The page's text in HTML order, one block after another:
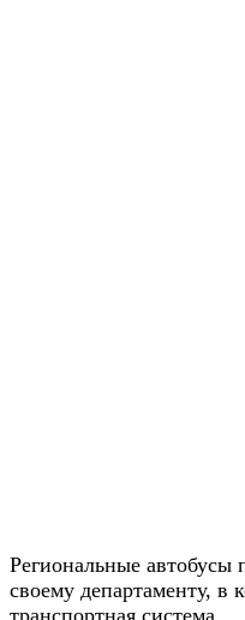
Региональные
своему департаменту, в
транспортная система.